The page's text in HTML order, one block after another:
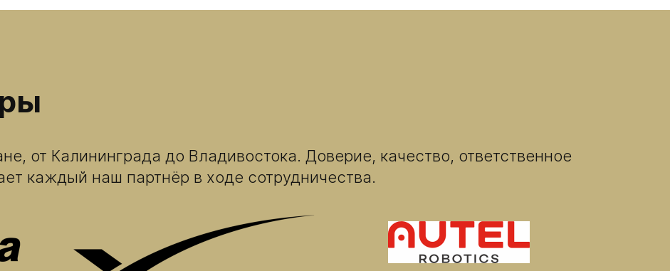
от Калининграда до Владивостока. Доверие, качество, ответственное
каждый наш партнёр в ходе сотрудничества.